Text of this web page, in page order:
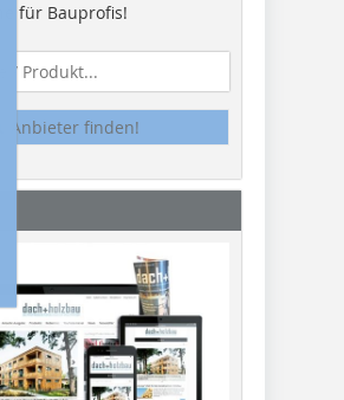
für Bauprofis!
Anbieter finden!